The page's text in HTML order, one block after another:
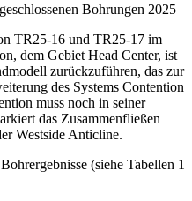
Bohrungen 2025
TR25-16 und TR25-17 im
dem Gebiet Head Center, ist
zurückzuführen, das zur
des Systems Contention
muss noch in seiner
das Zusammenfließen
Westside Anticline.
(siehe Tabellen 1